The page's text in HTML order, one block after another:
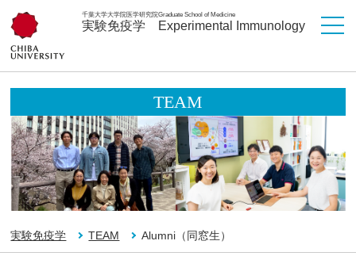
千葉大学大学院医学研究院
実験免疫学
Graduate School of Medicine
Experimental Immunology
TEAM
実験免疫学 TEAM Alumni（同窓生）